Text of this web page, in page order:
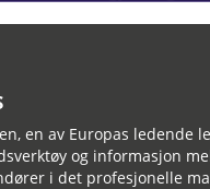
en av Europas ledende
og informasjon
i det profesjonelle